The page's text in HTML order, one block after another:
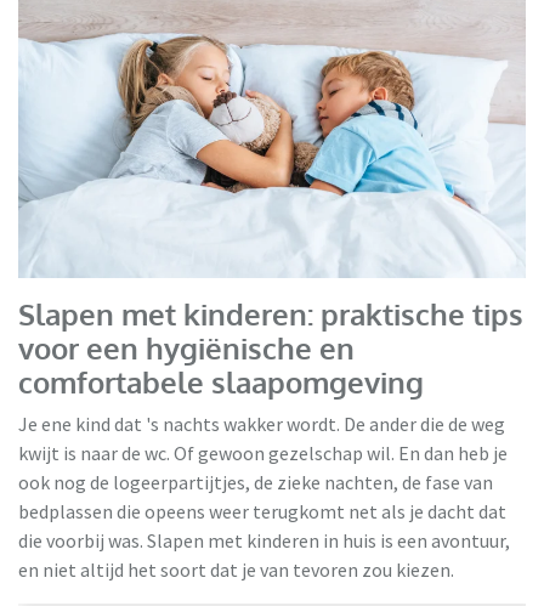
HBeds
Slapen met kinderen: praktische tips
voor een hygiënische en
comfortabele slaapomgeving
Je ene kind dat 's nachts wakker wordt. De ander die de weg
kwijt is naar de wc. Of gewoon gezelschap wil. En dan heb je
ook nog de logeerpartijtjes, de zieke nachten, de fase van
bedplassen die opeens weer terugkomt net als je dacht dat
die voorbij was. Slapen met kinderen in huis is een avontuur,
en niet altijd het soort dat je van tevoren zou kiezen.